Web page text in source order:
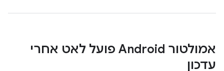
אמולטור Android פועל לאט אחרי
עדכון